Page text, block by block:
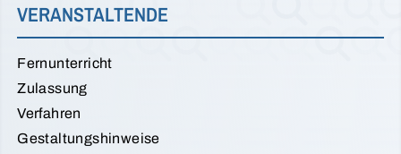
VERANSTALTENDE
Fernunterricht
Zulassung
Verfahren
Gestaltungshinweise